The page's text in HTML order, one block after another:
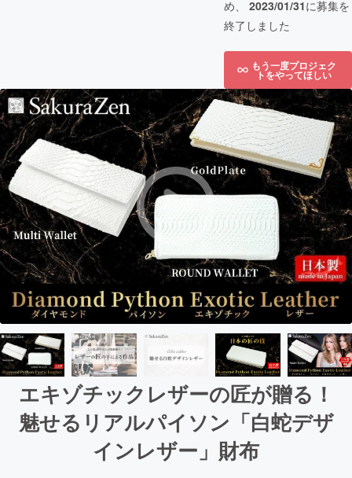
め、 2023/01/31に募集を
終了しました
もう一度プロジェク
トをやってほしい
エキゾチックレザーの匠が贈る！
魅せるリアルパイソン「白蛇デザ
インレザー」財布